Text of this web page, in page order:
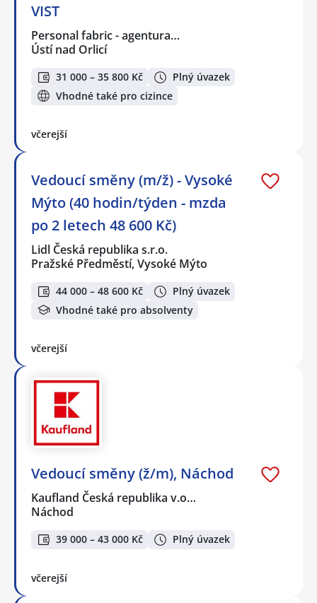
VIST
Personal fabric - agentura…
Ústí nad Orlicí
31 000 – 35 800 Kč
Plný úvazek
Vhodné také pro cizince
včerejší
Vedoucí směny (m/ž) - Vysoké
Mýto (40 hodin/týden - mzda
po 2 letech 48 600 Kč)
Lidl Česká republika s.r.o.
Pražské Předměstí, Vysoké Mýto
44 000 – 48 600 Kč
Plný úvazek
Vhodné také pro absolventy
včerejší
Vedoucí směny (ž/m), Náchod
Kaufland Česká republika v.o…
Náchod
39 000 – 43 000 Kč Plný úvazek
včerejší